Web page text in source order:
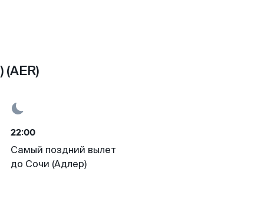
22:00
Самый поздний вылет
до Сочи (Адлер)